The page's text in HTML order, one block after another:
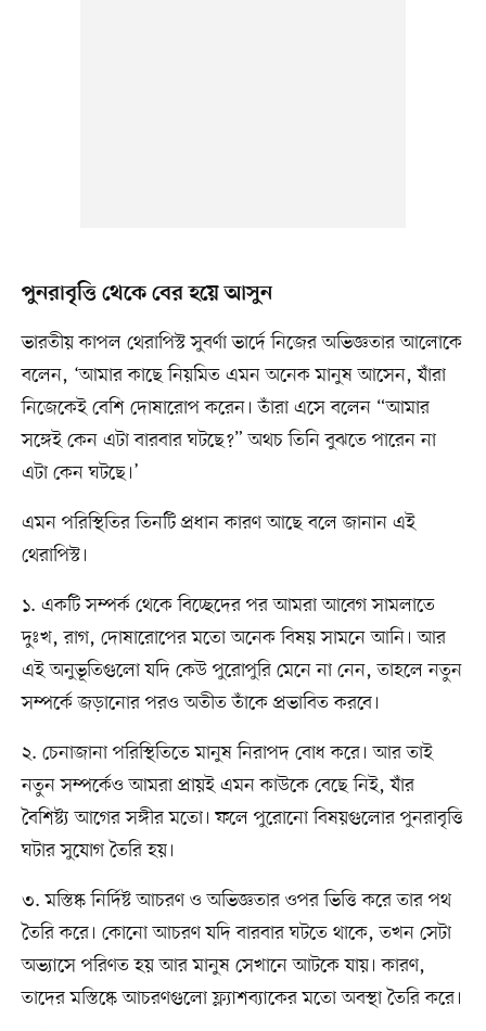
পুনরাবৃত্তি থেকে বের হয়ে আসুন
ভারতীয় কাপল থেরাপিস্ট সুবর্ণা ভার্দে নিজের অভিজ্ঞতার আলোকে
বলেন, ‘আমার কাছে নিয়মিত এমন অনেক মানুষ আসেন, যাঁরা
নিজেকেই বেশি দোষারোপ করেন। তাঁরা এসে বলেন “আমার
সঙ্গেই কেন এটা বারবার ঘটছে?” অথচ তিনি বুঝতে পারেন না
এটা কেন ঘটছে।’
এমন পরিস্থিতির তিনটি প্রধান কারণ আছে বলে জানান এই
থেরাপিস্ট।
১. একটি সম্পর্ক থেকে বিচ্ছেদের পর আমরা আবেগ সামলাতে
দুঃখ, রাগ, দোষারোপের মতো অনেক বিষয় সামনে আনি। আর
এই অনুভূতিগুলো যদি কেউ পুরোপুরি মেনে না নেন, তাহলে নতুন
সম্পর্কে জড়ানোর পরও অতীত তাঁকে প্রভাবিত করবে।
২. চেনাজানা পরিস্থিতিতে মানুষ নিরাপদ বোধ করে। আর তাই
নতুন সম্পর্কেও আমরা প্রায়ই এমন কাউকে বেছে নিই, যাঁর
বৈশিষ্ট্য আগের সঙ্গীর মতো। ফলে পুরোনো বিষয়গুলোর পুনরাবৃত্তি
ঘটার সুযোগ তৈরি হয়।
৩. মস্তিষ্ক নির্দিষ্ট আচরণ ও অভিজ্ঞতার ওপর ভিত্তি করে তার পথ
তৈরি করে। কোনো আচরণ যদি বারবার ঘটতে থাকে, তখন সেটা
অভ্যাসে পরিণত হয় আর মানুষ সেখানে আটকে যায়। কারণ,
তাদের মস্তিষ্কে আচরণগুলো ফ্ল্যাশব্যাকের মতো অবস্থা তৈরি করে।